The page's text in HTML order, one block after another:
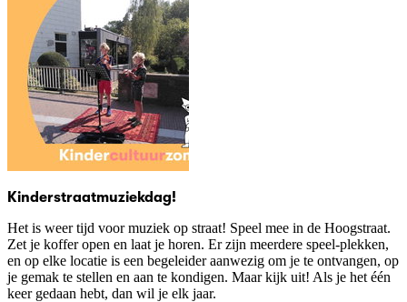
Kinderstraatmuziekdag!
Het is weer tijd voor muziek op straat! Speel mee in de Hoogstraat.
Zet je koffer open en laat je horen. Er zijn meerdere speel-plekken,
en op elke locatie is een begeleider aanwezig om je te ontvangen, op
je gemak te stellen en aan te kondigen. Maar kijk uit! Als je het één
keer gedaan hebt, dan wil je elk jaar.